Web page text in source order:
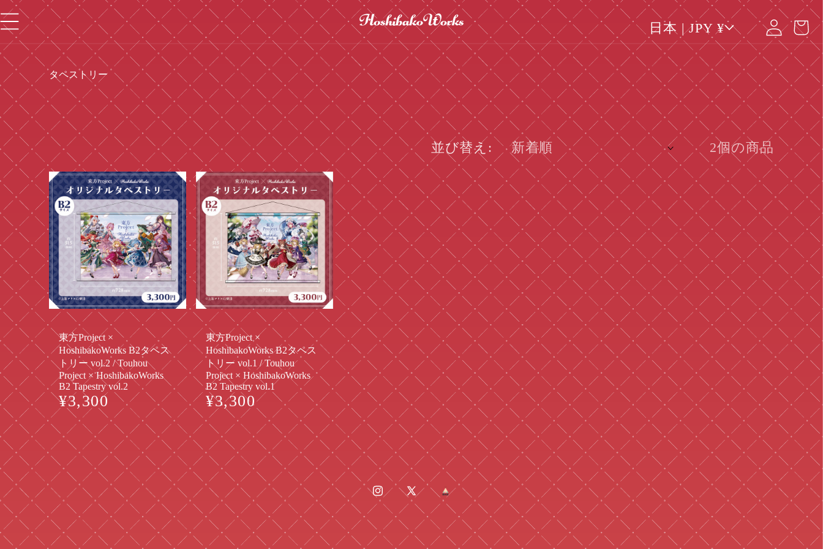
ツ
に
進
む
国
/
地
域
日本 | JPY ¥
グ
イ
ン
カ
ー
ト
コ
ク
シ
ョ
ン
タペストリー
並び替え: 2個の商品
東方Project ×
HoshibakoWorks B2タペス
トリー vol.2 / Touhou
Project × HoshibakoWorks
B2 Tapestry vol.2
¥3,300
東方Project ×
HoshibakoWorks B2タペス
トリー vol.1 / Touhou
Project × HoshibakoWorks
B2 Tapestry vol.1
¥3,300
Instagram
X
(Twitter)
BASE